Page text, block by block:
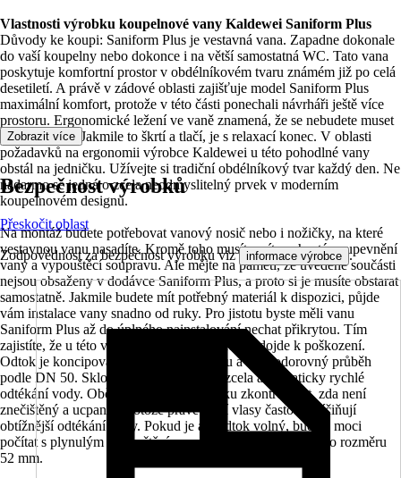
Vlastnosti výrobku koupelnové vany Kaldewei Saniform Plus
Důvody ke koupi: Saniform Plus je vestavná vana. Zapadne dokonale
do vaší koupelny nebo dokonce i na větší samostatná WC. Tato vana
poskytuje komfortní prostor v obdélníkovém tvaru známém již po celá
desetiletí. A právě v zádové oblasti zajišťuje model Saniform Plus
maximální komfort, protože v této části ponechali návrháři ještě více
prostoru. Ergonomické ležení ve vaně znamená, že se nebudete muset
uskromňovat. Jakmile to škrtí a tlačí, je s relaxací konec. V oblasti
požadavků na ergonomii výrobce Kaldewei u této pohodlné vany
obstál na jedničku. Užívejte si tradiční obdélníkový tvar každý den. Ne
nadarmo se jedná o zcela neodmyslitelný prvek v moderním
koupelnovém designu.
Na montáž budete potřebovat vanový nosič nebo i nožičky, na které
vestavnou vanu nasadíte. Kromě toho musíte mít nachystáno upevnění
vany a vypouštěcí soupravu. Ale mějte na paměti, že uvedené součásti
nejsou obsaženy v dodávce Saniform Plus, a proto si je musíte obstarat
samostatně. Jakmile budete mít potřebný materiál k dispozici, půjde
vám instalace vany snadno od ruky. Pro jistotu byste měli vanu
Saniform Plus až do úplného nainstalování nechat přikrytou. Tím
zajistíte, že u této vany ze smaltované oceli nedojde k poškození.
Odtok je koncipován jako odtok u nohou a má vodorovný průběh
podle DN 50. Sklon ve vaně umožňuje zcela automaticky rychlé
odtékání vody. Občas byste měli u odtoku zkontrolovat, zda není
znečištěný a ucpaný. Protože právě delší vlasy často zapříčiňují
obtížnější odtékání vody. Pokud je ale odtok volný, budete moci
počítat s plynulým vypouštěním vany díky tomuto odtoku o rozměru
52 mm.
Zobrazit více
Bezpečnost výrobků
Přeskočit oblast
Zodpovědnost za bezpečnost výrobku viz informace výrobce .